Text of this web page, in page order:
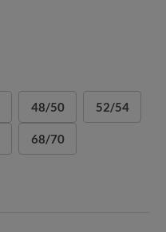
48/50 52/54
68/70